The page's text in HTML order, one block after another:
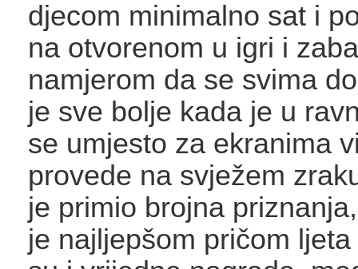
djecom minimalno sat i
na otvorenom u igri i
namjerom da se svima
je sve bolje kada je u
se umjesto za ekranima
provede na svježem
je primio brojna
je najljepšom pričom